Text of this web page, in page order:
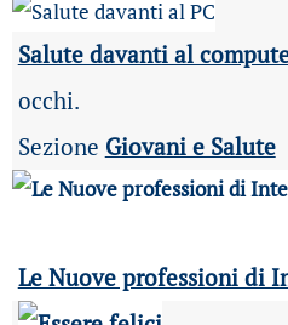
Salute davanti al
occhi.
Sezione Giovani e Salute
Le Nuove professioni di